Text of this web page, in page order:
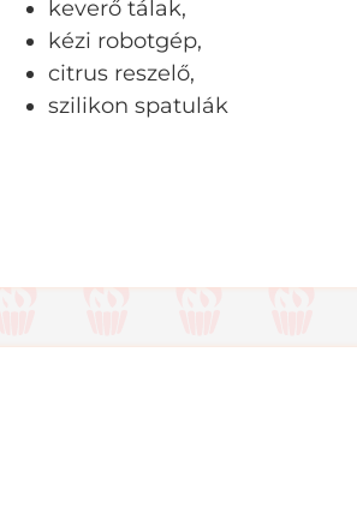
keverő tálak,
kézi robotgép,
citrus reszelő,
szilikon spatulák